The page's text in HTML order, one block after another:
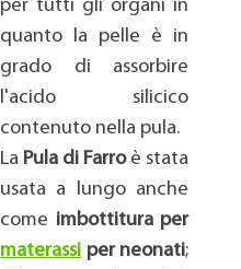
per tutti gli organi in
quanto la pelle è in
grado di assorbire
l'acido silicico
contenuto nella pula.
La Pula di Farroè stata
usata a lungo anche
come imbottitura per
materassi per neonati;